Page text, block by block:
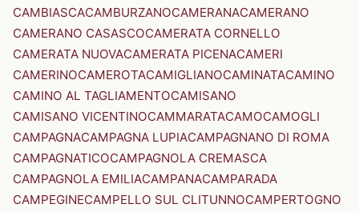
CAMBIASCACAMBURZANOCAMERANACAMERANO
CAMERANO CASASCOCAMERATA CORNELLO
CAMERATA NUOVACAMERATA PICENACAMERI
CAMERINOCAMEROTACAMIGLIANOCAMINATACAMINO
CAMINO AL TAGLIAMENTOCAMISANO
CAMISANO VICENTINOCAMMARATACAMOCAMOGLI
CAMPAGNACAMPAGNA LUPIACAMPAGNANO DI ROMA
CAMPAGNATICOCAMPAGNOLA CREMASCA
CAMPAGNOLA EMILIACAMPANACAMPARADA
CAMPEGINECAMPELLO SUL CLITUNNOCAMPERTOGNO